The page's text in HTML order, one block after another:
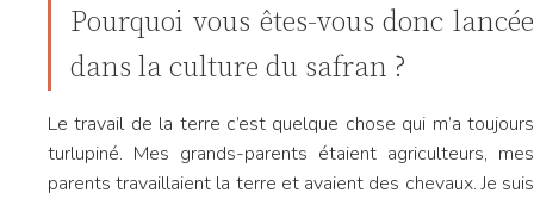
Pourquoi vous êtes-vous donc lancée
dans la culture du safran ?
Le travail de la terre c’est quelque chose qui m’a toujours
turlupiné. Mes grands-parents étaient agriculteurs, mes
parents travaillaient la terre et avaient des chevaux. Je suis